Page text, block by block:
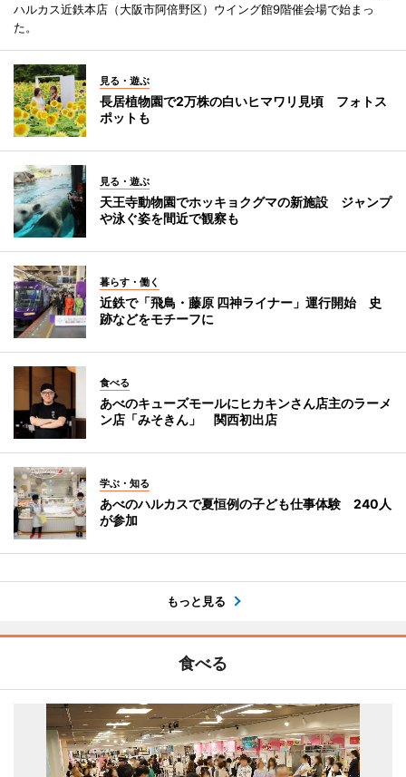
ハルカス近鉄本店（大阪市阿倍野区）ウイング館9階催会場で始まっ
た。
見る・遊ぶ
長居植物園で2万株の白いヒマワリ見頃 フォトス
ポットも
見る・遊ぶ
天王寺動物園でホッキョクグマの新施設 ジャンプ
や泳ぐ姿を間近で観察も
暮らす・働く
近鉄で「飛鳥・藤原 四神ライナー」運行開始 史
跡などをモチーフに
食べる
あべのキューズモールにヒカキンさん店主のラーメ
ン店「みそきん」 関西初出店
学ぶ・知る
あべのハルカスで夏恒例の子ども仕事体験 240人
が参加
もっと見る
食べる